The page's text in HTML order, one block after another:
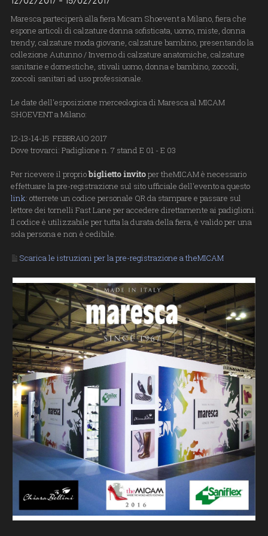
Maresca parteciperà alla fiera Micam Shoevent a Milano, fiera che
espone articoli di calzature donna sofisticata, uomo, miste, donna
trendy, calzature moda giovane, calzature bambino, presentando la
collezione Autunno / Inverno di calzature anatomiche, calzature
sanitarie e domestiche, stivali uomo, donna e bambino, zoccoli,
zoccoli sanitari ad uso professionale.
Le date dell'esposizione merceologica di Maresca al MICAM
SHOEVENT a Milano:
12-13-14-15 FEBBRAIO 2017
Dove trovarci: Padiglione n. 7 stand E 01 - E 03
Per ricevere il propriobiglietto invitoper theMICAM è necessario
effettuare la pre-registrazione sul sito ufficiale dell'evento a questo
link: otterrete un codice personale QR da stampare e passare sul
lettore dei tornelli Fast Lane per accedere direttamente ai padiglioni.
Il codice è utilizzabile per tutta la durata della fiera, è valido per una
sola persona e non è cedibile.
Scarica le istruzioni per la pre-registrazione a theMICAM